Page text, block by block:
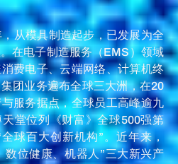
从模具制造起步，已发展为全
在电子制造服务（EMS）领域
费电子、云端网络、计算机终
集团业务遍布全球三大洲，在20
服务据点，全球员工高峰逾九
堂位列《财富》全球500强第
球百大创新机构”。 近年来，
数位健康、机器人”三大新兴产